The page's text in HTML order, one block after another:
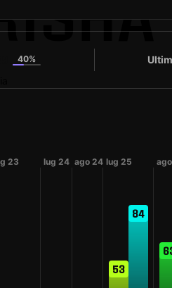
40%
23 lug 24 ago 24 lug 25
53
84